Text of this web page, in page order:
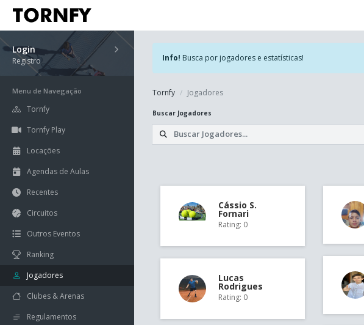
Login
Registro
Menu de Navegação
Tornfy
Tornfy Play
Locações
Agendas de Aulas
Recentes
Circuitos
Outros Eventos
Ranking
Jogadores
Clubes & Arenas
Regulamentos
Info! Busca por jogadores e estatísticas!
Tornfy Jogadores
Buscar Jogadores
Cássio S.
Fornari
Rating: 0
Lucas
Rodrigues
Rating: 0